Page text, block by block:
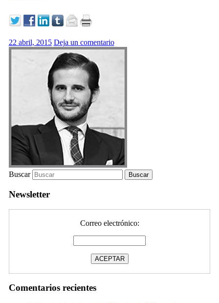
22 abril, 2015 Deja un comentario
Buscar
Newsletter
Correo electrónico:
Comentarios recientes